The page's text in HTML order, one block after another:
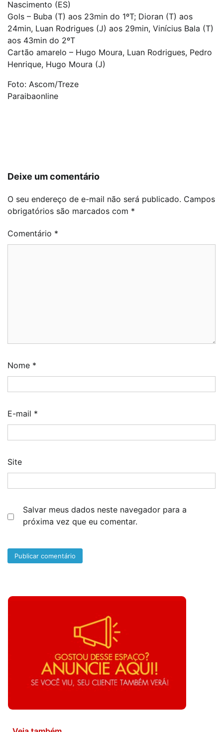
Nascimento (ES)
Gols – Buba (T) aos 23min do 1ºT; Dioran (T) aos
24min, Luan Rodrigues (J) aos 29min, Vinícius Bala (T)
aos 43min do 2ºT
Cartão amarelo – Hugo Moura, Luan Rodrigues, Pedro
Henrique, Hugo Moura (J)
Foto: Ascom/Treze
Paraibaonline
Deixe um comentário
O seu endereço de e-mail não será publicado. Campos
obrigatórios são marcados com *
Comentário *
Nome *
E-mail *
Site
Salvar meus dados neste navegador para a
próxima vez que eu comentar.